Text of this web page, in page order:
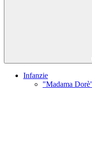
Infanzie
"Madama